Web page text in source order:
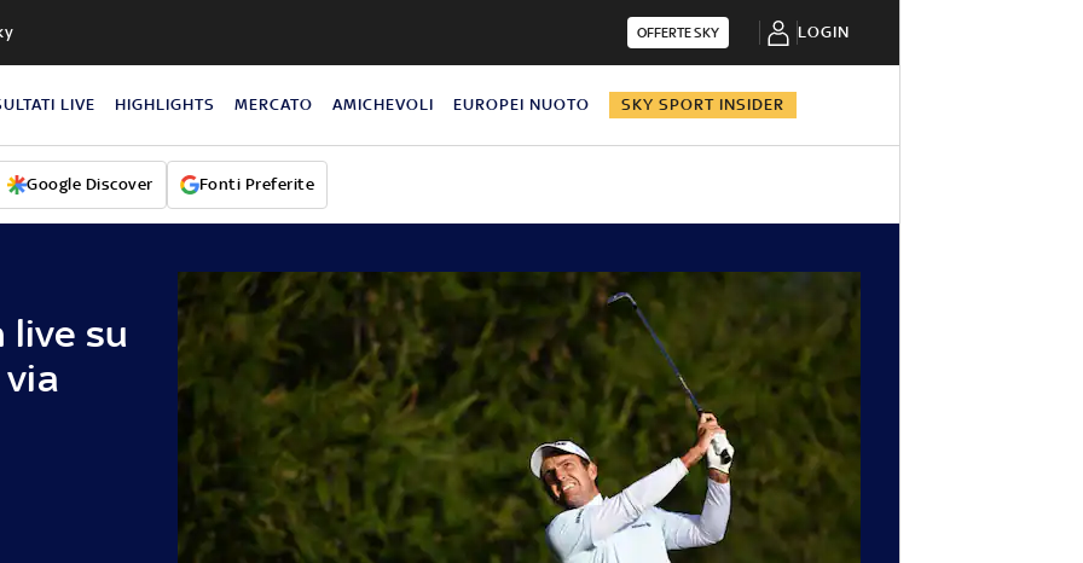
OFFERTE SKY LOGIN
LIVE HIGHLIGHTS MERCATO AMICHEVOLI EUROPEI NUOTO SKY SPORT INSIDER
Google Discover Fonti Preferite
live su